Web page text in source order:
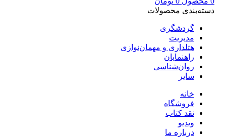
دسته‌بندی محصولات
گردشگری
مدیریت
هتلداری و مهمان‌نوازی
راهنمایان
روان‌شناسی
سایر
خانه
فروشگاه
نقد کتاب
ویدیو
درباره‌ ما